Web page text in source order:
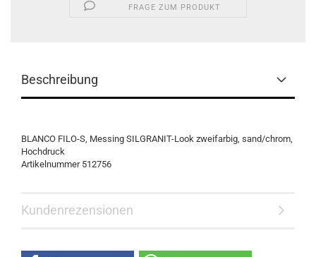
FRAGE ZUM PRODUKT
Beschreibung
BLANCO FILO-S, Messing SILGRANIT-Look zweifarbig, sand/chrom,
Hochdruck
Artikelnummer 512756
Kundenrezensionen